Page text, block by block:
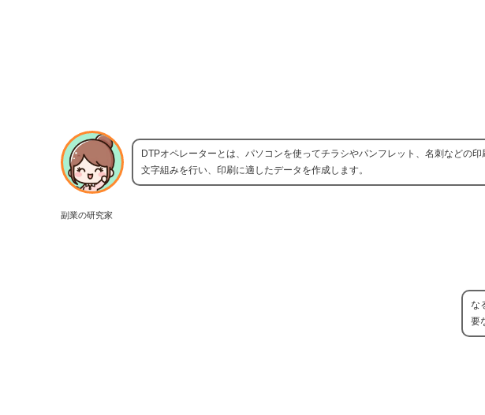
副業の研究家
DTPオペレーターとは、パソコンを使ってチラシやパンフレット、名刺などの
文字組みを行い、印刷に適したデータを作成します。
な
要